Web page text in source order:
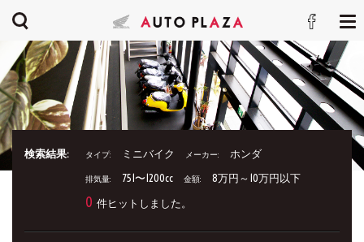
検索結果: タイプ: ミニバイク メーカー: ホンダ
排気量: 751〜1200cc 金額: 8万円～10万円以下
0 件ヒットしました。